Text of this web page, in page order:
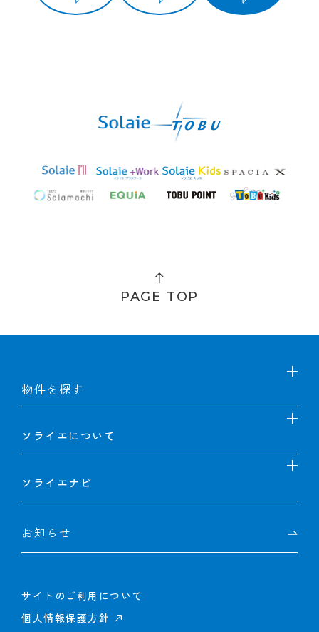
PAGE TOP
物件を探す
分譲戸建て
オフィス・別荘ほか
ソライエについて
ソライエライフストーリー
ユーザーボイス
ソライエナビ
街フォト
お知らせ
サイトのご利用について
個人情報保護方針